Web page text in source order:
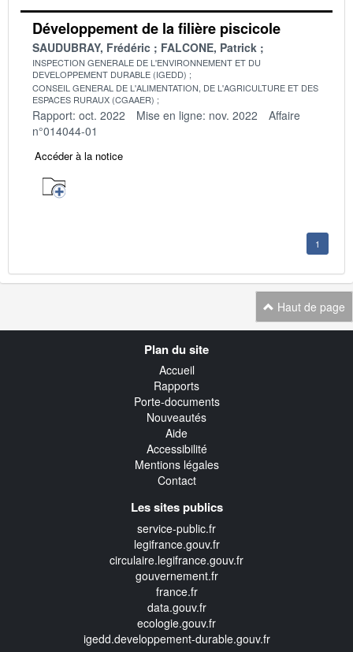
Développement de la filière piscicole
SAUDUBRAY, Frédéric FALCONE, Patrick
INSPECTION GENERALE DE L'ENVIRONNEMENT ET DU
DEVELOPPEMENT DURABLE (IGEDD)
CONSEIL GENERAL DE L'ALIMENTATION, DE L'AGRICULTURE ET DES
ESPACES RURAUX (CGAAER)
Rapport: oct. 2022 Mise en ligne: nov. 2022
Affaire
n°014044-01
Accéder à la notice
1
Haut de page
Plan du site
Accueil
Rapports
Porte-documents
Nouveautés
Aide
Accessibilité
Mentions légales
Contact
Les sites publics
service-public.fr
legifrance.gouv.fr
circulaire.legifrance.gouv.fr
gouvernement.fr
france.fr
data.gouv.fr
ecologie.gouv.fr
igedd.developpement-durable.gouv.fr